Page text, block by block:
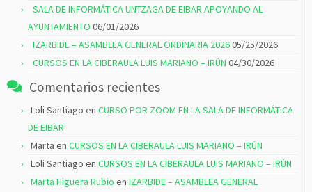
SALA DE INFORMÁTICA UNTZAGA DE EIBAR APOYANDO AL
AYUNTAMIENTO 06/01/2026
IZARBIDE – ASAMBLEA GENERAL ORDINARIA 202605/25/2026
CURSOS EN LA CIBERAULA LUIS MARIANO – IRÚN 04/30/2026
Comentarios recientes
Loli Santiago en CURSO POR ZOOM EN LA SALA DE INFORMÁTICA
DE EIBAR
Marta en CURSOS EN LA CIBERAULA LUIS MARIANO – IRÚN
Loli Santiago en CURSOS EN LA CIBERAULA LUIS MARIANO – IRÚN
Marta Higuera Rubio en IZARBIDE – ASAMBLEA GENERAL